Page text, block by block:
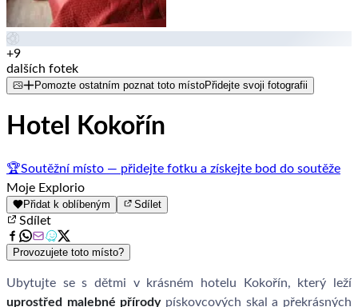
+9
dalších fotek
Pomozte ostatním poznat toto místoPřidejte svoji fotografii
Hotel Kokořín
🏆Soutěžní místo — přidejte fotku a získejte bod do soutěže
Moje Explorio
Přidat k oblíbeným Sdílet
Sdílet
Provozujete toto místo?
Ubytujte se s dětmi v krásném hotelu Kokořín, který leží
uprostřed malebné přírodypískovcových skal a překrásných